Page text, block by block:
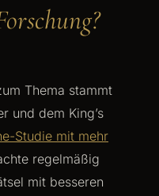
Thema stammt
und dem King’s
Studie mit mehr
regelmäßig
mit besseren